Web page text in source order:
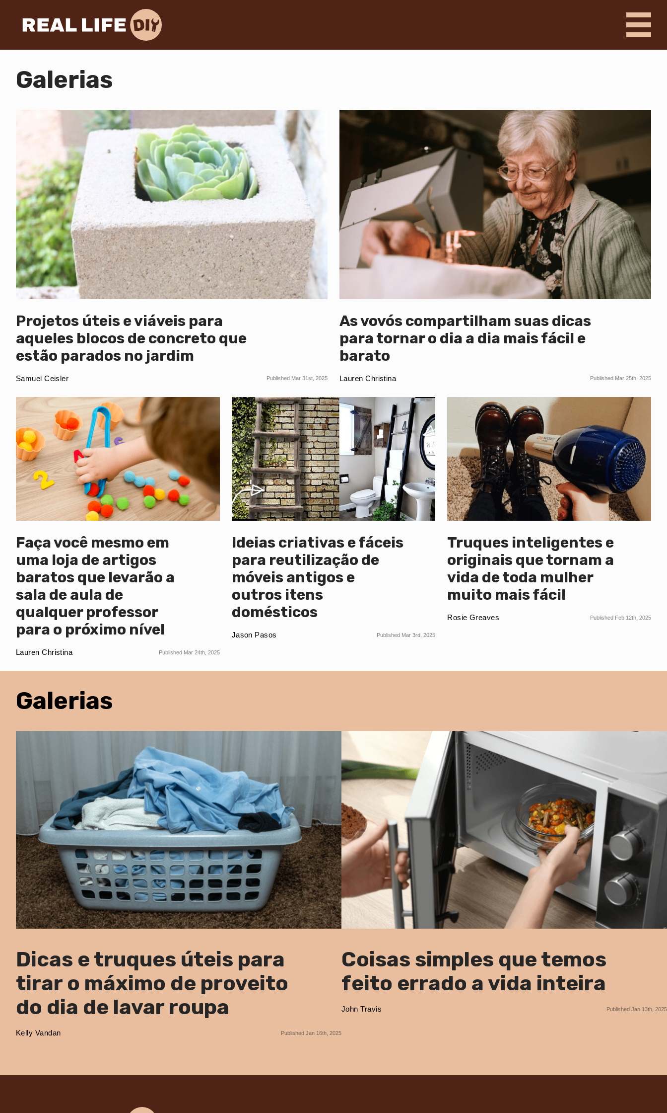
Galerias
Projetos úteis e viáveis para
aqueles blocos de concreto que
estão parados no jardim
Samuel Ceisler Published Mar 31st, 2025
As vovós compartilham suas dicas
para tornar o dia a dia mais fácil e
barato
Lauren Christina Published Mar 25th, 2025
Faça você mesmo em
uma loja de artigos
baratos que levarão a
sala de aula de
qualquer professor
para o próximo nível
Lauren Christina Published Mar 24th, 2025
Ideias criativas e fáceis
para reutilização de
móveis antigos e
outros itens
domésticos
Jason Pasos Published Mar 3rd, 2025
Truques inteligentes e
originais que tornam a
vida de toda mulher
muito mais fácil
Rosie Greaves Published Feb 12th, 2025
Galerias
Dicas e truques úteis para
tirar o máximo de proveito
do dia de lavar roupa
Kelly Vandan Published Jan 16th, 2025
Coisas simples que temos
feito errado a vida inteira
John Travis Published Jan 13th, 2025